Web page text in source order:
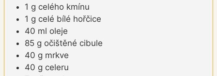
1 g celého kmínu
1 g celé bílé hořčice
40 ml oleje
85 g očištěné cibule
40 g mrkve
40 g celeru